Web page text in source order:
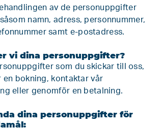
av de personuppgifter
namn, adress, personnummer,
samt e-postadress.
vi dina personuppgifter?
som du skickar till oss,
en bokning, kontaktar vår
eller genomför en betalning.
dina personuppgifter för